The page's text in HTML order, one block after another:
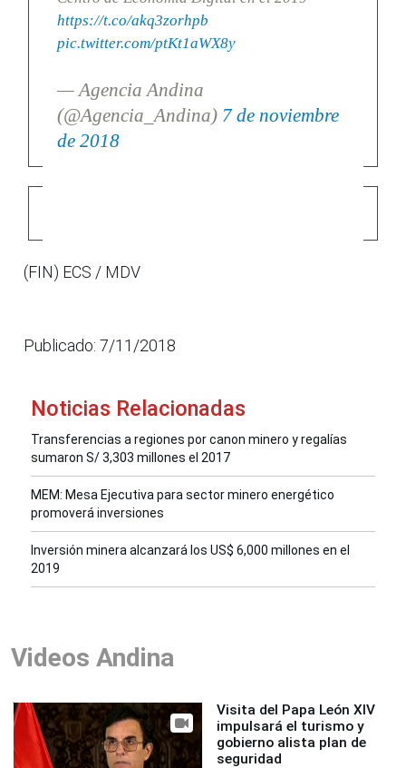
https://t.co/akq3zorhpb
pic.twitter.com/ptKt1aWX8y
— Agencia Andina
(@Agencia_Andina) 7 de noviembre
de 2018
(FIN) ECS / MDV
Publicado: 7/11/2018
Noticias Relacionadas
Transferencias a regiones por canon minero y regalías
sumaron S/ 3,303 millones el 2017
MEM: Mesa Ejecutiva para sector minero energético
promoverá inversiones
Inversión minera alcanzará los US$ 6,000 millones en el
2019
Videos Andina
Visita del Papa León XIV
impulsará el turismo y
gobierno alista plan de
seguridad